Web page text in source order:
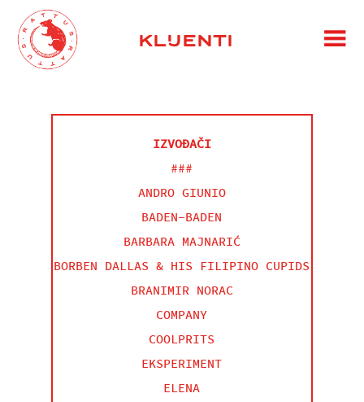
KLIJENTI
IZVOĐAČI
###
ANDRO GIUNIO
BADEN-BADEN
BARBARA MAJNARIĆ
BORBEN DALLAS & HIS FILIPINO CUPIDS
BRANIMIR NORAC
COMPANY
COOLPRITS
EKSPERIMENT
ELENA